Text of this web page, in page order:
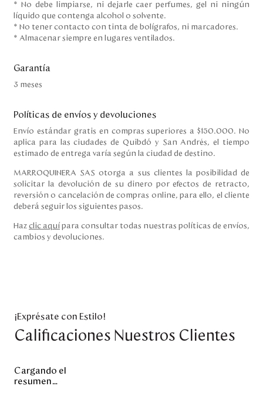
* No debe limpiarse, ni dejarle caer perfumes, gel ni ningún
líquido que contenga alcohol o solvente.
* No tener contacto con tinta de bolígrafos, ni marcadores.
* Almacenar siempre en lugares ventilados.
Garantía
3 meses
Políticas de envíos y devoluciones
Envío estándar gratis en compras superiores a $150.000. No
aplica para las ciudades de Quibdó y San Andrés, el tiempo
estimado de entrega varía según la ciudad de destino.
MARROQUINERA SAS otorga a sus clientes la posibilidad de
solicitar la devolución de su dinero por efectos de retracto,
reversión o cancelación de compras online, para ello, el cliente
deberá seguir los siguientes pasos.
Haz clic aquí para consultar todas nuestras políticas de envíos,
cambios y devoluciones.
¡Exprésate con Estilo!
Calificaciones Nuestros Clientes
Cargando el
resumen…